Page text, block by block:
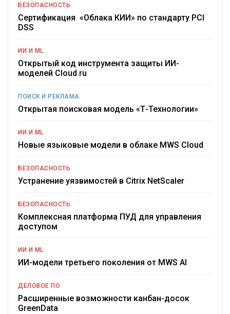
БЕЗОПАСНОСТЬ
Сертификация «Облака КИИ» по стандарту PCI
DSS
ИИ И ML
Открытый код инструмента защиты ИИ-
моделей Cloud.ru
ПОИСК И РЕКЛАМА
Открытая поисковая модель «Т-Технологии»
ИИ И ML
Новые языковые модели в облаке MWS Cloud
БЕЗОПАСНОСТЬ
Устранение уязвимостей в Citrix NetScaler
БЕЗОПАСНОСТЬ
Комплексная платформа ПУД для управления
доступом
ИИ И ML
ИИ-модели третьего поколения от MWS AI
ДЕЛОВОЕ ПО
Расширенные возможности канбан-досок
GreenData